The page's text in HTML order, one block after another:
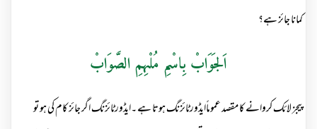
کمانا جائز ہے؟
اَلجَوَابْ بِاسْمِ مُلْہِمِ الصَّوَابْ
پیجز لائک کروانے کا مقصد عموماًایڈورٹائزنگ ہوتا ہے ۔ایڈورٹائزنگ اگر جائز کام کی ہو تو